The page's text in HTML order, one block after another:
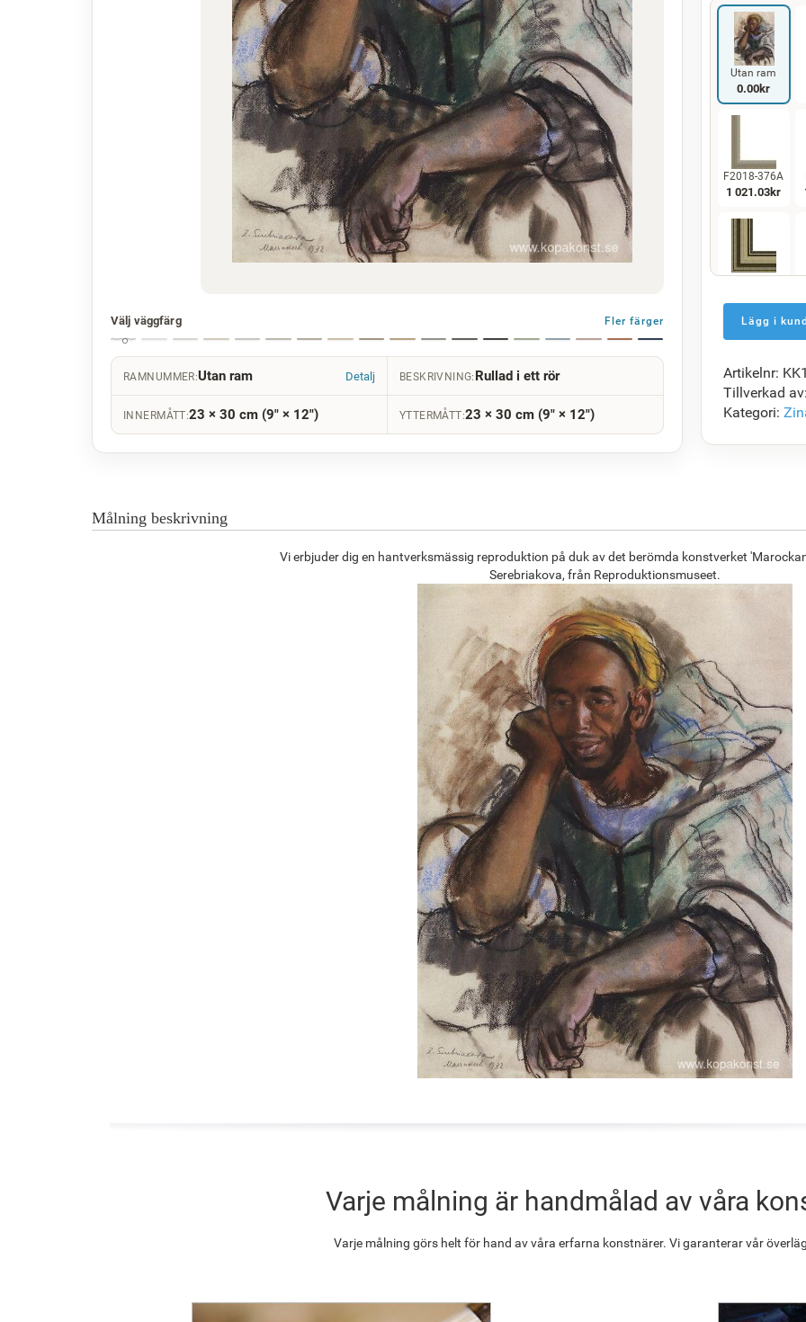
Välj väggfärg Fler färger
RAMNUMMER:Utan ram Detalj BESKRIVNING: Rullad i ett rör
INNERMÅTT:23 × 30 cm (9" × 12") YTTERMÅTT:23 × 30 cm (9" × 12")
Utan ram
0.00kr
F2018-376A
1 021.03kr
F5429-258
1 423.44kr
Artikelnr:
Tillverkad av:
Kategori:
Målning beskrivning
Vi erbjuder dig en hantverksmässig reproduktion på duk av det berömda konstverket
Serebriakova, från Reproduktionsmuseet.
Varje målning är handmålad av våra
Varje målning görs helt för hand av våra erfarna konstnärer. Vi garanterar vår